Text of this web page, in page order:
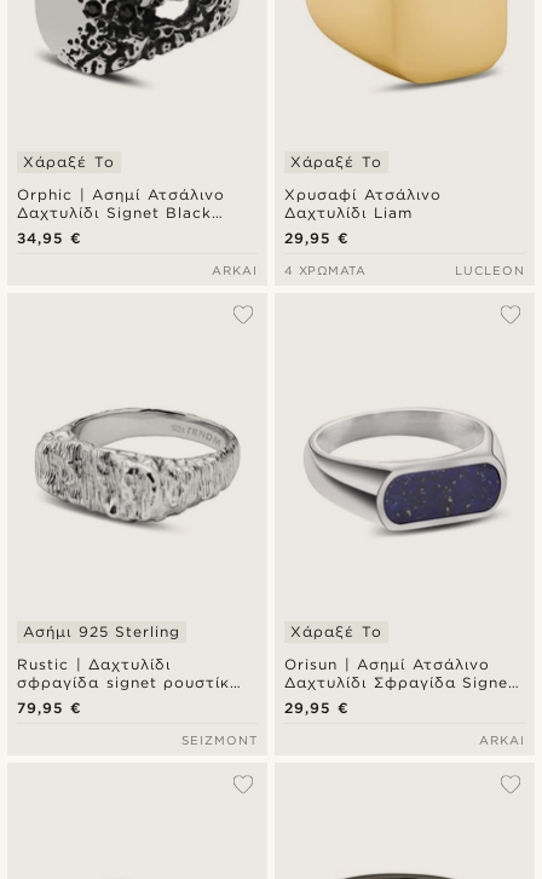
Orphic | Ασημί Ατσάλινο
Δαχτυλίδι Signet Black
Zirconia Volcanic
Χάραξέ Το
34,95 €
ARKAI
Χρυσαφί Ατσάλινο
Δαχτυλίδι Liam
Χάραξέ Το
29,95 €
4 ΧΡΏΜΑΤΑ LUCLEON
Rustic | Δαχτυλίδι
σφραγίδα signet ρουστίκ
από ασήμι 925 sterling
Ασήμι 925 Sterling
79,95 €
SEIZMONT
Orisun | Ασημί Ατσάλινο
Δαχτυλίδι Σφραγίδα Signet
Λάπις Λάζουλι
Χάραξέ Το
29,95 €
ARKAI